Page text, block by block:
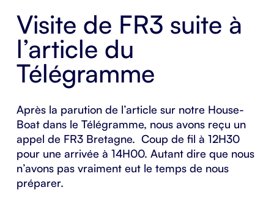
Visite de FR3 suite à
l’article du
Télégramme
Après la parution de l’article sur notre House-
Boat dans le Télégramme, nous avons reçu un
appel de FR3 Bretagne. Coup de fil à 12H30
pour une arrivée à 14H00. Autant dire que nous
n’avons pas vraiment eut le temps de nous
préparer.